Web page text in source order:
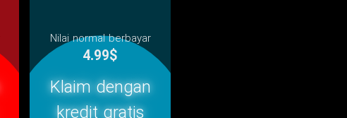
Nilai normal berbayar
4.99$
Klaim dengan